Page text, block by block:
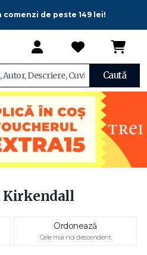
de peste 149 lei!
Caută
Kirkendall
Ordonează
Cele mai noi descendent